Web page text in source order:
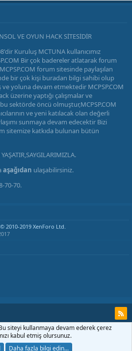
VE OYUN HACK SİTESİDİR
Kuruluş MCTUNA kullanıcımız
Bir çok badereler atlatarak forum
forum sitesinde paylaşılan
bir çok kişi buradan bilgi sahibi olup
yoluna devam etmektedir MCPSP.COM
üzerine yaptığı çalışmalar ve
sektörde öncü olmuştur,MCPSP.COM
ve yeni katılacak olan değerli
sunmaya devam edecektir Bizi
sitemize katkıda bulunan bütün
aşağıdan ulaşabilirsiniz.
70-70.
© 2010-2019 XenForo Ltd.
siteyi kullanmaya devam ederek çerez
kabul etmiş olursunuz.
Daha fazla bilgi edin...